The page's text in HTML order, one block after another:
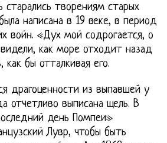
творениям старых
написана в 19 веке, в период
войн. «Дух мой содрогается, о
как море отходит назад
как бы отталкивая его.
драгоценности из выпавшей у
отчетливо выписана щель. В
день Помпеи»
Лувр, чтобы быть